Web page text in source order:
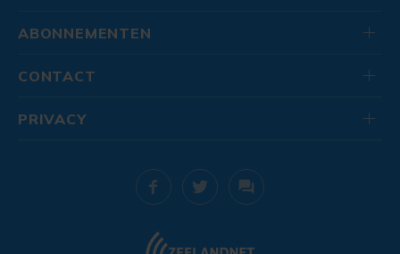
ABONNEMENTEN
CONTACT
PRIVACY